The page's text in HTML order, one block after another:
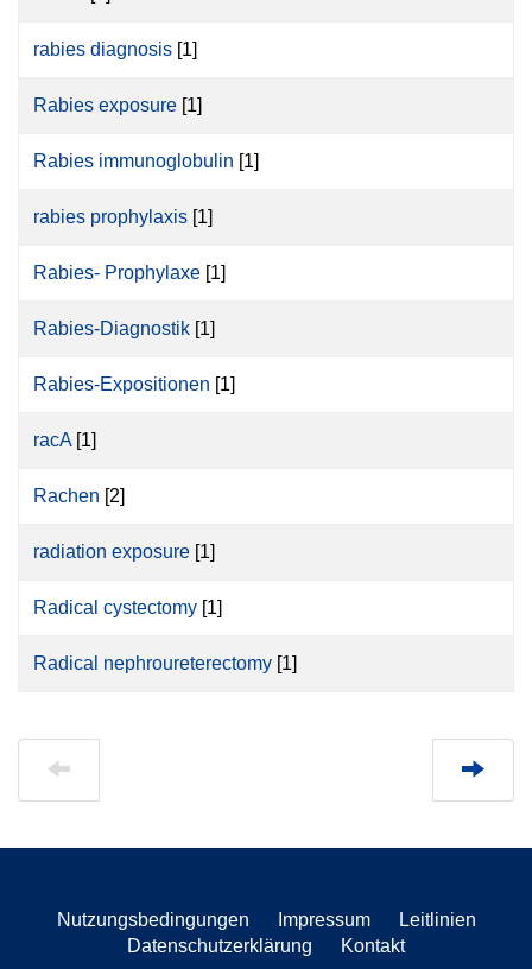
rabies diagnosis [1]
Rabies exposure [1]
Rabies immunoglobulin [1]
rabies prophylaxis [1]
Rabies- Prophylaxe [1]
Rabies-Diagnostik [1]
Rabies-Expositionen [1]
racA[1]
Rachen [2]
radiation exposure [1]
Radical cystectomy [1]
Radical nephroureterectomy [1]
Nutzungsbedingungen Impressum
Leitlinien
Datenschutzerklärung
Kontakt